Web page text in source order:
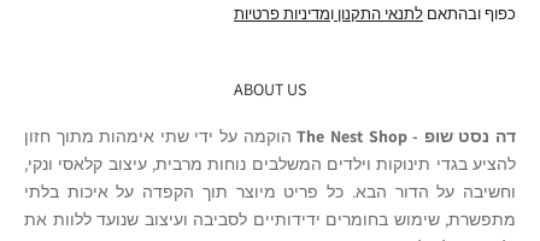
כפוף ובהתאם לתנאי התקנון ומדיניות פרטיות
ABOUT US
דה נסט שופ - The Nest Shop
הוקמה על ידי שתי אימהות מתוך חזון
להציע בגדי תינוקות וילדים המשלבים נוחות מרבית, עיצוב קלאסי ונקי,
וחשיבה על הדור הבא. כל פריט מיוצר תוך הקפדה על איכות בלתי
מתפשרת, שימוש בחומרים ידידותיים לסביבה ועיצוב שנועד ללוות את